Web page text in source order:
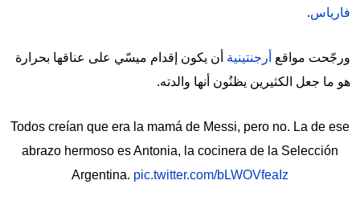
فارياس.
ورجّحت مواقع أرجنتينية أن يكون إقدام ميسّي على عناقها بحرارة
هو ما جعل الكثيرين يظنُون أنها والدته.
Todos creían que era la mamá de Messi, pero no. La de ese
abrazo hermoso es Antonia, la cocinera de la Selección
Argentina. pic.twitter.com/bLWOVfeaIz